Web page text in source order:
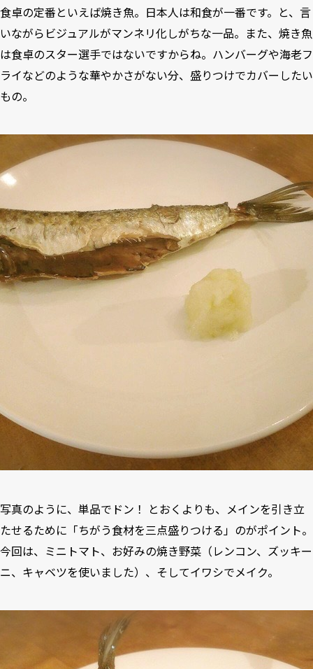
食卓の定番といえば焼き魚。日本人は和食が一番です。と、言
いながらビジュアルがマンネリ化しがちな一品。また、焼き魚
は食卓のスター選手ではないですからね。ハンバーグや海老フ
ライなどのような華やかさがない分、盛りつけでカバーしたい
もの。
写真のように、単品でドン！ とおくよりも、メインを引き立
たせるために「ちがう食材を三点盛りつける」のがポイント。
今回は、ミニトマト、お好みの焼き野菜（レンコン、ズッキー
ニ、キャベツを使いました）、そしてイワシでメイク。